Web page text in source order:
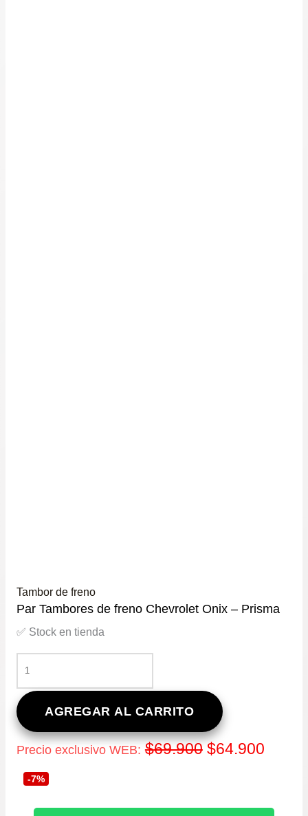
Tambor de freno
Par Tambores de freno Chevrolet Onix – Prisma
✅ Stock en tienda
TAMBORES
DE
FRENO
CHEVROLET
ONIX
–
CANTIDAD
AGREGAR AL CARRITO
Precio exclusivo WEB: $69.900 El
original
$64.900El
actual
-7%